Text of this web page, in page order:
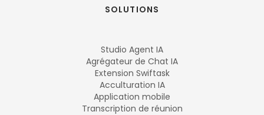
SOLUTIONS
Studio Agent IA
Agrégateur de Chat IA
Extension Swiftask
Acculturation IA
Application mobile
Transcription de réunion